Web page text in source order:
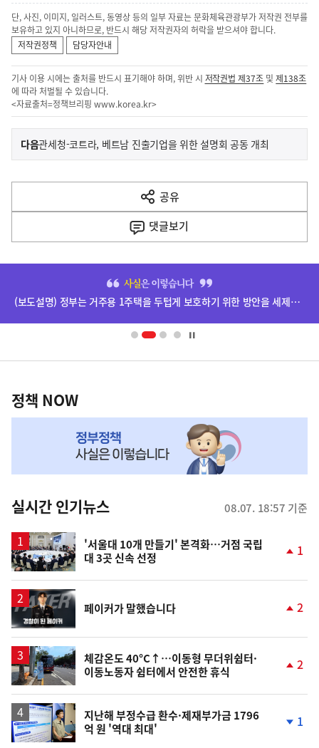
단, 사진, 이미지, 일러스트, 동영상 등의 일부 자료는 문화체육관광부가 저작권 전부를
보유하고 있지 아니하므로, 반드시 해당 저작권자의 허락을 받으셔야 합니다.
저작권정책
담당자안내
기사 이용 시에는 출처를 반드시 표기해야 하며, 위반 시 저작권법 제37조 및제138조
에 따라 처벌될 수 있습니다.
<자료출처=정책브리핑 www.korea.kr>
이
전
다
음
다음기
사
관세청-코트라, 베트남 진출기업을 위한 설명회 공동 개최
공유
열
기
댓글보기
영
(보도설명) 정부는 거주용 1주택을 두텁게 보호하기 위한 방안을 세제개편안에 담았습니다.
책
NOW,
뉴
스
정책 NOW
실시간 인기뉴스 08.07. 18:57 기준
'서울대 10개 만들기' 본격화…거점 국립
대 3곳 신속 선정
상
1
영
상
페이커가 말했습니다
상
2
체감온도 40°C↑…이동형 무더위쉼터·
이동노동자 쉼터에서 안전한 휴식
상
2
지난해 부정수급 환수·제재부가금 1796
억 원 '역대 최대'
1